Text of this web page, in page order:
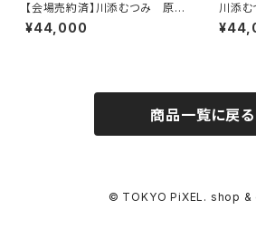
【会場売約済】川添むつみ 原画
E 「ひとやすみ」 額装込み、直筆
サイン入り
¥44,000
川添む
額装込
商品一覧に戻る
© TOKYO PiXEL. shop